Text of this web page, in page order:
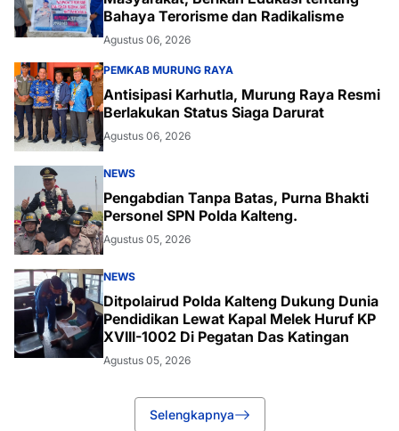
Bahaya Terorisme dan Radikalisme
Agustus 06, 2026
PEMKAB MURUNG RAYA
Antisipasi Karhutla, Murung Raya Resmi
Berlakukan Status Siaga Darurat
Agustus 06, 2026
NEWS
Pengabdian Tanpa Batas, Purna Bhakti
Personel SPN Polda Kalteng.
Agustus 05, 2026
NEWS
Ditpolairud Polda Kalteng Dukung Dunia
Pendidikan Lewat Kapal Melek Huruf KP
XVIII-1002 Di Pegatan Das Katingan
Agustus 05, 2026
Selengkapnya